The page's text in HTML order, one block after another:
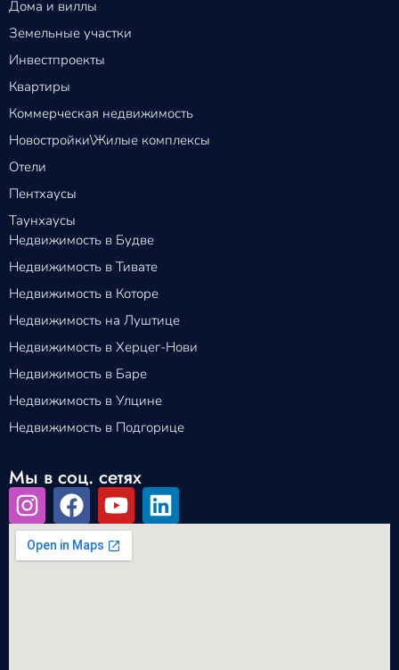
Дома и виллы
Земельные участки
Инвестпроекты
Квартиры
Коммерческая недвижимость
Новостройки\Жилые комплексы
Отели
Пентхаусы
Таунхаусы
Недвижимость в Будве
Недвижимость в Тивате
Недвижимость в Которе
Недвижимость на Луштице
Недвижимость в Херцег-Нови
Недвижимость в Баре
Недвижимость в Улцине
Недвижимость в Подгорице
Мы в соц. сетях